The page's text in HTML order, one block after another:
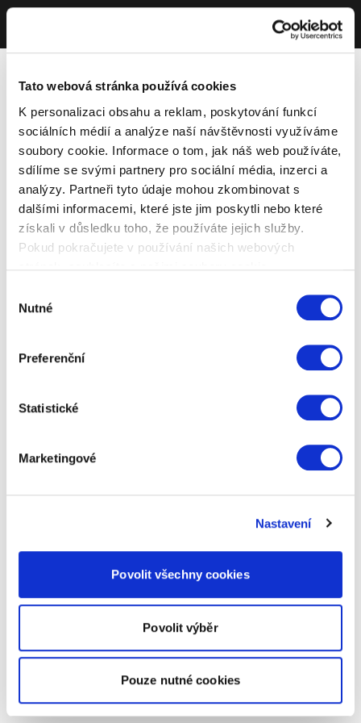
Tato webová stránka používá cookies
K personalizaci obsahu a reklam, poskytování funkcí
sociálních médií a analýze naší návštěvnosti využíváme
soubory cookie. Informace o tom, jak náš web používáte,
sdílíme se svými partnery pro sociální média, inzerci a
analýzy. Partneři tyto údaje mohou zkombinovat s
dalšími informacemi, které jste jim poskytli nebo které
získali v důsledku toho, že používáte jejich služby.
Pokud pokračujete v používání našich webových
souhlasu
Nutné
Preferenční
Statistické
Marketingové
Nastavení
Povolit všechny cookies
Povolit výběr
Pouze nutné cookies